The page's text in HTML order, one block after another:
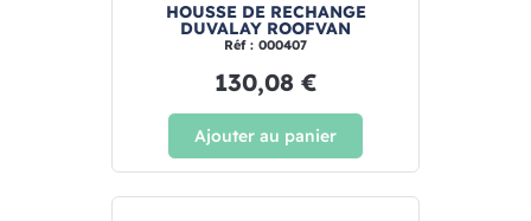
HOUSSE DE RECHANGE
DUVALAY ROOFVAN
Réf : 000407
130,08 €
Ajouter au panier